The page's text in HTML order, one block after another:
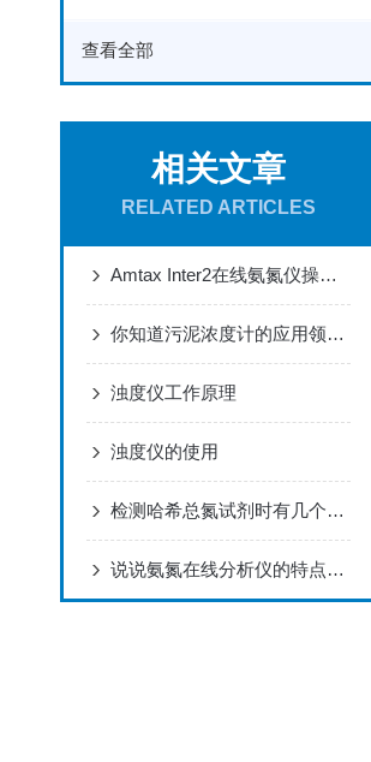
查看全部
相关文章
RELATED ARTICLES
Amtax Inter2在线氨氮仪操作指南
你知道污泥浓度计的应用领域及故障处理方法？
浊度仪工作原理
浊度仪的使用
检测哈希总氮试剂时有几个要点需要牢记？
说说氨氮在线分析仪的特点和使用保养